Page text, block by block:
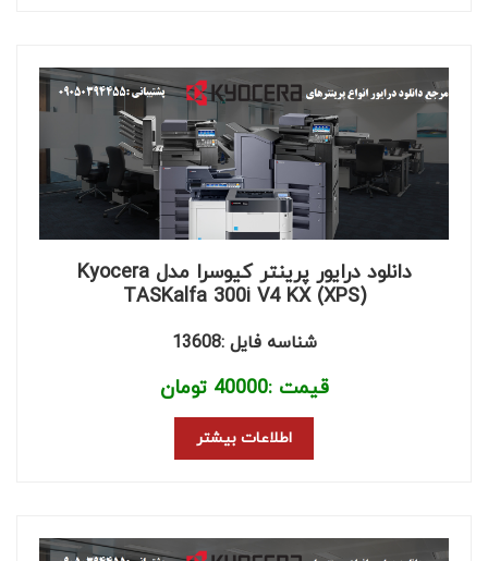
دانلود درایور پرینتر کیوسرا مدل Kyocera
TASKalfa 300i V4 KX (XPS)
شناسه فایل :13608
قیمت :40000 تومان
اطلاعات بیشتر